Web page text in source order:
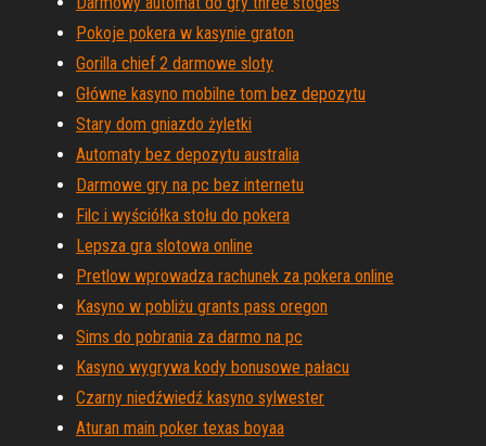
Pokoje pokera w kasynie graton
Gorilla chief 2 darmowe sloty
Główne kasyno mobilne tom bez depozytu
Stary dom gniazdo żyletki
Automaty bez depozytu australia
Darmowe gry na pc bez internetu
Filc i wyściółka stołu do pokera
Lepsza gra slotowa online
Pretlow wprowadza rachunek za pokera online
Kasyno w pobliżu grants pass oregon
Sims do pobrania za darmo na pc
Kasyno wygrywa kody bonusowe pałacu
Czarny niedźwiedź kasyno sylwester
Aturan main poker texas boyaa